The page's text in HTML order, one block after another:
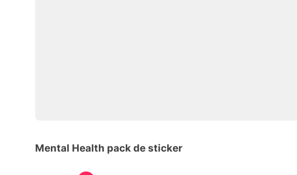
Mental Health pack de sticker